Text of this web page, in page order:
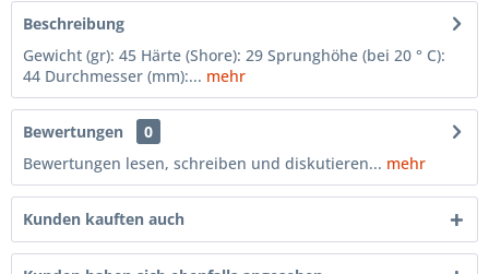
Beschreibung
Gewicht (gr): 45 Härte (Shore): 29 Sprunghöhe (bei 20 ° C):
44 Durchmesser (mm):... mehr
Bewertungen
0
Bewertungen lesen, schreiben und diskutieren... mehr
Kunden kauften auch